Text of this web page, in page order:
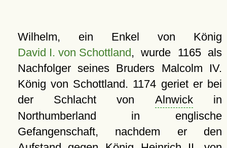
Wilhelm, ein Enkel von König
David I. von Schottland, wurde 1165 als
Nachfolger seines Bruders Malcolm IV.
König von Schottland. 1174 geriet er bei
der Schlacht von Alnwickin
Northumberland in englische
Gefangenschaft, nachdem er den